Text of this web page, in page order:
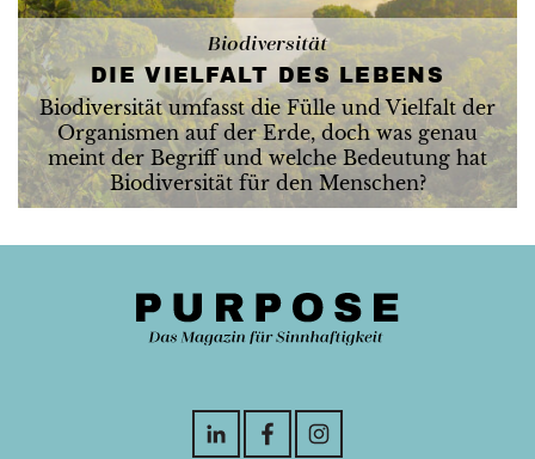
Biodiversität
DIE VIELFALT DES LEBENS
Biodiversität umfasst die Fülle und Vielfalt der
Organismen auf der Erde, doch was genau
meint der Begriff und welche Bedeutung hat
Biodiversität für den Menschen?